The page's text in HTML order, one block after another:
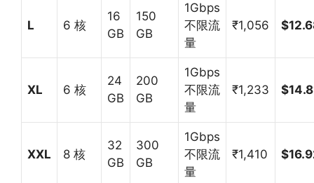
L 6 核
16
GB
150
GB
1Gbps
不限流
量
₹1,056
XL 6 核
24
GB
200
GB
1Gbps
不限流
量
₹1,233
XXL 8 核
32
GB
300
GB
1Gbps
不限流
量
₹1,410